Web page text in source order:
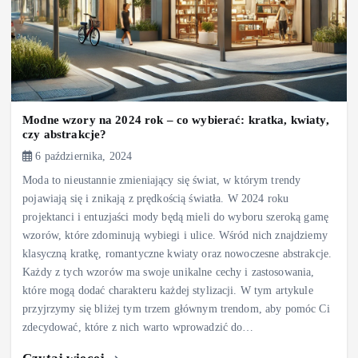
Modne wzory na 2024 rok – co wybierać: kratka, kwiaty,
czy abstrakcje?
6 października, 2024
Moda to nieustannie zmieniający się świat, w którym trendy
pojawiają się i znikają z prędkością światła. W 2024 roku
projektanci i entuzjaści mody będą mieli do wyboru szeroką gamę
wzorów, które zdominują wybiegi i ulice. Wśród nich znajdziemy
klasyczną kratkę, romantyczne kwiaty oraz nowoczesne abstrakcje.
Każdy z tych wzorów ma swoje unikalne cechy i zastosowania,
które mogą dodać charakteru każdej stylizacji. W tym artykule
przyjrzymy się bliżej tym trzem głównym trendom, aby pomóc Ci
zdecydować, które z nich warto wprowadzić do…